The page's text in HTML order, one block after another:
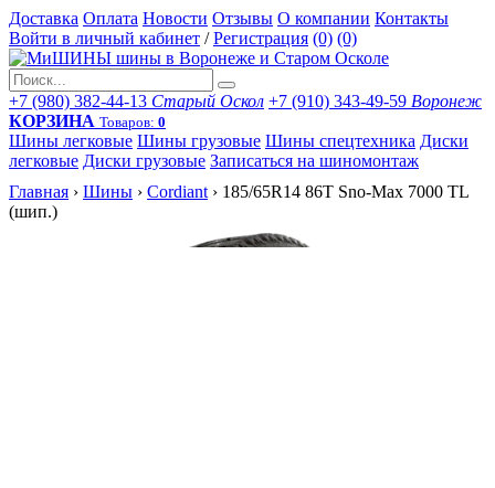
Доставка Оплата Новости Отзывы О компании Контакты
Войти в личный кабинет / Регистрация (0) (0)
+7 (980) 382-44-13 Старый Оскол +7 (910) 343-49-59 Воронеж
КОРЗИНА Товаров: 0
Шины легковые Шины грузовые Шины спецтехника Диски
легковые Диски грузовые Записаться на шиномонтаж
Главная › Шины › Cordiant › 185/65R14 86T Sno-Max 7000 TL
(шип.)